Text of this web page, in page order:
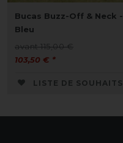
Bucas Buzz-Off & Neck -
Bleu
avant 115,00 €
103,50 € *
LISTE DE SOUHAITS